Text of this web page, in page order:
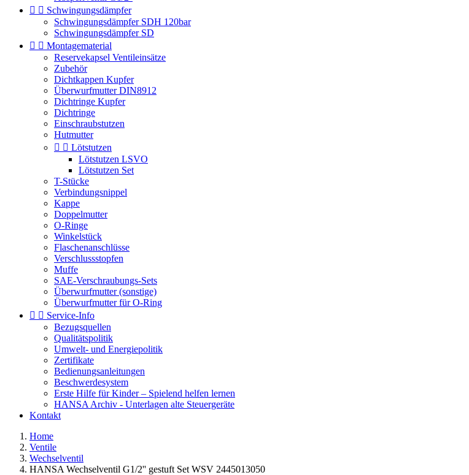
  Schwingungsdämpfer
Schwingungsdämpfer SDH 120bar
Schwingungsdämpfer SD
  Montagematerial
Reservekapsel Ventileinsätze
Zubehör
Dichtkappen Kupfer
Überwurfmutter DIN8912
Dichtringe Kupfer
Dichtringe
Einschraubstutzen
Hutmutter
  Lötstutzen
Lötstutzen LSVO
Lötstutzen Set
T-Stücke
Verbindungsnippel
Kappe
Doppelmutter
O-Ringe
Winkelstück
Flaschenanschlüsse
Verschlussstopfen
Muffe
SAE-Verschraubungs-Sets
Überwurfmutter (sonstige)
Überwurfmutter für O-Ring
  Service-Info
Bezugsquellen
Qualitätspolitik
Umwelt- und Energiepolitik
Zertifikate
Bedienungsanleitungen
Beschwerdesystem
Erste Hilfe für Kinder – Spielend helfen lernen
HANSA Archiv - Unterlagen alte Steuergeräte
Kontakt
Home
Ventile
Wechselventil
HANSA Wechselventil G1/2'' gestuft Set WSV 2445013050